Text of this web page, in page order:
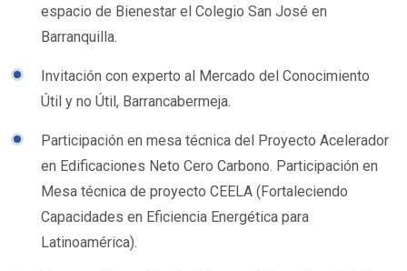
espacio de Bienestar el Colegio San José en
Barranquilla.
Invitación con experto al Mercado del Conocimiento
Útil y no Útil, Barrancabermeja.
Participación en mesa técnica del Proyecto Acelerador
en Edificaciones Neto Cero Carbono. Participación en
Mesa técnica de proyecto CEELA (Fortaleciendo
Capacidades en Eficiencia Energética para
Latinoamérica).